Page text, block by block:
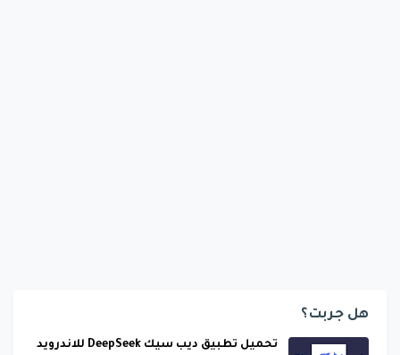
هل جربت؟
تحميل تطبيق ديب سيك DeepSeek للاندرويد